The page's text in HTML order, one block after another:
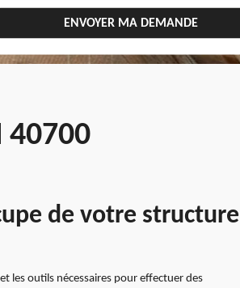
40700
de votre structure
les outils nécessaires pour effectuer des